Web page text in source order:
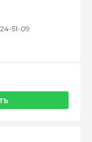
51-09